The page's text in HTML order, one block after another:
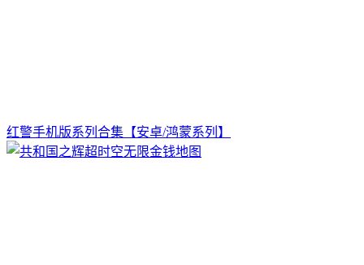
红警手机版系列合集【安卓/鸿蒙系列】